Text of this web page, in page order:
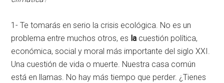
1- Te tomarás en serio la crisis ecológica. No es un
problema entre muchos otros, es la cuestión política,
económica, social y moral más importante del siglo XXI.
Una cuestión de vida o muerte. Nuestra casa común
está en llamas. No hay más tiempo que perder. ¿Tienes